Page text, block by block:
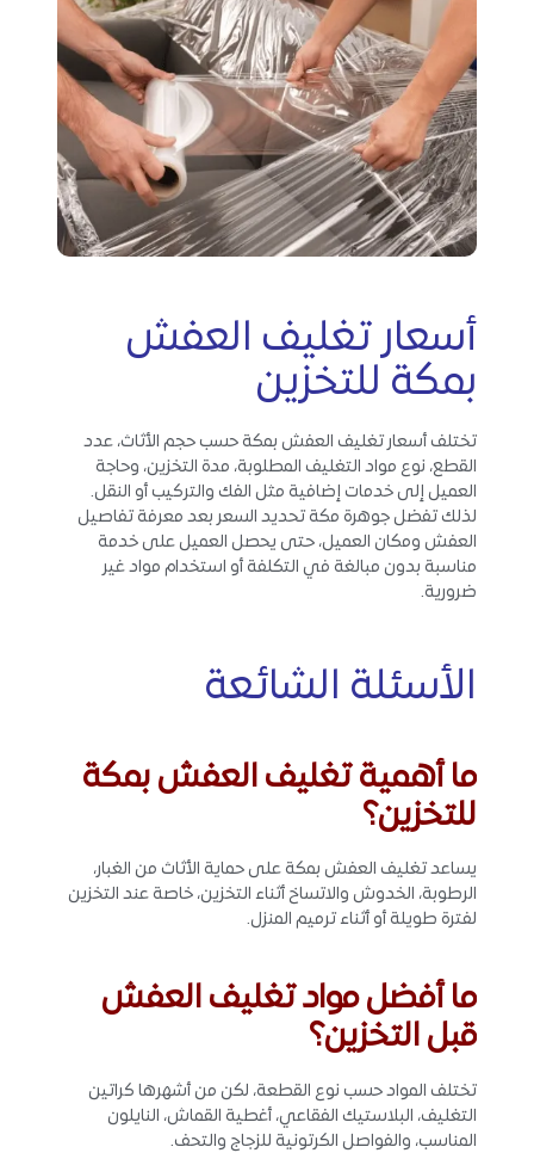
أسعار تغليف العفش
بمكة للتخزين
تختلف أسعار تغليف العفش بمكة حسب حجم الأثاث، عدد
القطع، نوع مواد التغليف المطلوبة، مدة التخزين، وحاجة
العميل إلى خدمات إضافية مثل الفك والتركيب أو النقل.
لذلك تفضل جوهرة مكة تحديد السعر بعد معرفة تفاصيل
العفش ومكان العميل، حتى يحصل العميل على خدمة
مناسبة بدون مبالغة في التكلفة أو استخدام مواد غير
ضرورية.
الأسئلة الشائعة
ما أهمية تغليف العفش بمكة
للتخزين؟
يساعد تغليف العفش بمكة على حماية الأثاث من الغبار،
الرطوبة، الخدوش والاتساخ أثناء التخزين، خاصة عند التخزين
لفترة طويلة أو أثناء ترميم المنزل.
ما أفضل مواد تغليف العفش
قبل التخزين؟
تختلف المواد حسب نوع القطعة، لكن من أشهرها كراتين
التغليف، البلاستيك الفقاعي، أغطية القماش، النايلون
المناسب، والفواصل الكرتونية للزجاج والتحف.